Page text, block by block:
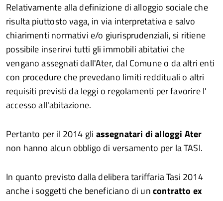
Relativamente alla definizione di alloggio sociale che
risulta piuttosto vaga, in via interpretativa e salvo
chiarimenti normativi e/o giurisprudenziali, si ritiene
possibile inserirvi tutti gli immobili abitativi che
vengano assegnati dall'Ater, dal Comune o da altri enti
con procedure che prevedano limiti reddituali o altri
requisiti previsti da leggi o regolamenti per favorire l'
accesso all'abitazione.
Pertanto per il 2014 gli assegnatari di alloggi Ater
non hanno alcun obbligo di versamento per la TASI.
In quanto previsto dalla delibera tariffaria Tasi 2014
anche i soggetti che beneficiano di uncontratto ex